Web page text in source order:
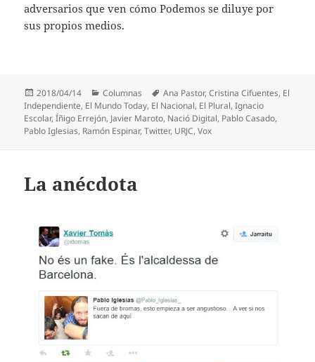
adversarios que ven cómo Podemos se diluye por
sus propios medios.
Publicado
el
2018/04/14 Categorías
Columnas Etiquetas
Ana Pastor,Cristina Cifuentes, El
Independiente, El Mundo Today, El Nacional, El Plural,Ignacio
Escolar,Íñigo Errejón, Javier Maroto, Nació Digital, Pablo Casado,
Pablo Iglesias, Ramón Espinar,Twitter, URJC,Vox
La anécdota